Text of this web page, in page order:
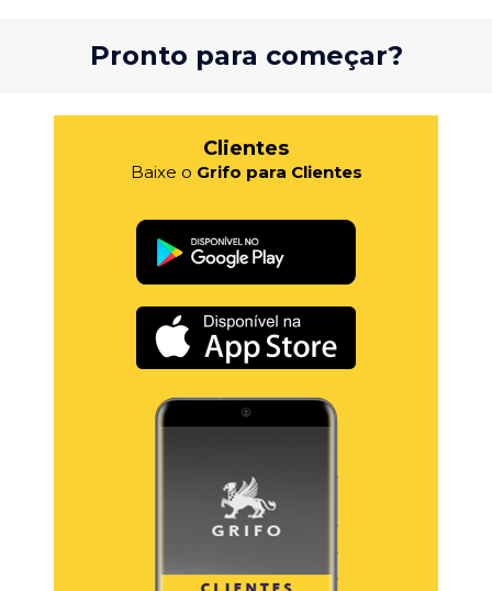
Pronto para começar?
Clientes
Baixe o Grifo para Clientes